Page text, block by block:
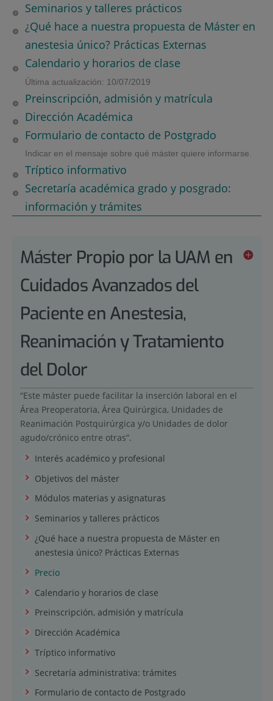
Seminarios y talleres prácticos
¿Qué hace a nuestra propuesta de Máster en
anestesia único? Prácticas Externas
Calendario y horarios de clase
Última actualización: 10/07/2019
Preinscripción, admisión y matrícula
Dirección Académica
Formulario de contacto de Postgrado
Indicar en el mensaje sobre qué máster quiere informarse.
Tríptico informativo
Secretaría académica grado y posgrado:
información y trámites
Máster Propio por la UAM en
Cuidados Avanzados del
Paciente en Anestesia,
Reanimación y Tratamiento
del Dolor
“Este máster puede facilitar la inserción laboral en el
Área Preoperatoria, Área Quirúrgica, Unidades de
Reanimación Postquirúrgica y/o Unidades de dolor
agudo/crónico entre otras”.
Interés académico y profesional
Objetivos del máster
Módulos materias y asignaturas
Seminarios y talleres prácticos
¿Qué hace a nuestra propuesta de Máster en
anestesia único? Prácticas Externas
Precio
Calendario y horarios de clase
Preinscripción, admisión y matrícula
Dirección Académica
Tríptico informativo
Secretaría administrativa: trámites
Formulario de contacto de Postgrado